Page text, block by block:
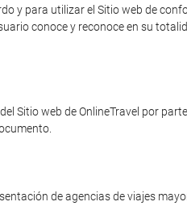
y para utilizar el Sitio web de
conoce y reconoce en su
Sitio web de OnlineTravel por
de agencias de viajes